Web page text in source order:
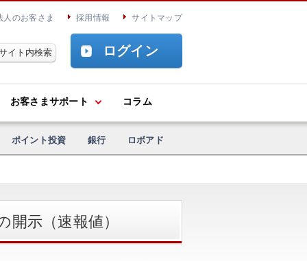
人のお客さま 採用情報 サイトマップ
ログイン
お客さまサポート コラム
ポイント投資 銀行 ロボアド
示（速報値）